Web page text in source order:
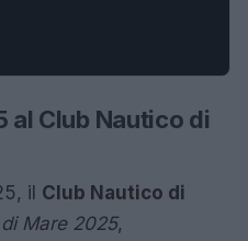
al Club Nautico di
il Club Nautico di
Mare 2025,